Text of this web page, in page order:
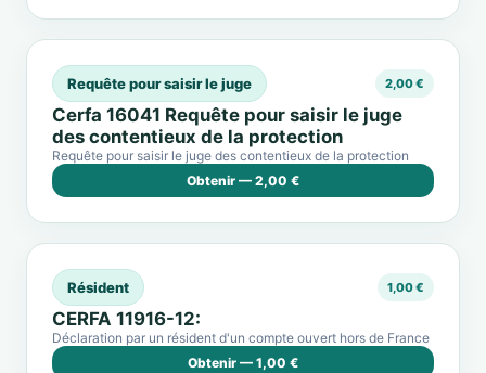
Requête pour saisir le juge 2,00 €
Cerfa 16041 Requête pour saisir le juge
des contentieux de la protection
Requête pour saisir le juge des contentieux de la protection
Obtenir — 2,00 €
Résident 1,00 €
CERFA 11916-12:
Déclaration par un résident d'un compte ouvert hors de France
Obtenir — 1,00 €